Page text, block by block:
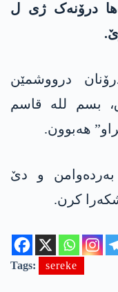
درۆنەک ژی ل
درووشمێن
بسم لله قاسم
ھەبوون.
بەردەوامن و دێ
کرن.
Tags: sereke